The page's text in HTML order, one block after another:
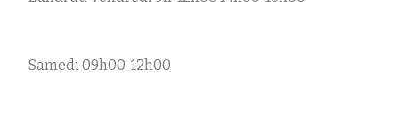
Samedi 09h00-12h00